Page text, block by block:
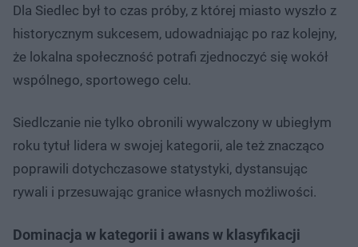
Dla Siedlec był to czas próby, z której miasto wyszło z
historycznym sukcesem, udowadniając po raz kolejny,
że lokalna społeczność potrafi zjednoczyć się wokół
wspólnego, sportowego celu.
Siedlczanie nie tylko obronili wywalczony w ubiegłym
roku tytuł lidera w swojej kategorii, ale też znacząco
poprawili dotychczasowe statystyki, dystansując
rywali i przesuwając granice własnych możliwości.
Dominacja w kategorii i awans w klasyfikacji